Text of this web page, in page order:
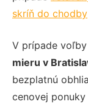
skríň do chodby
V prípade
mieru v
bezplatnú
cenovej